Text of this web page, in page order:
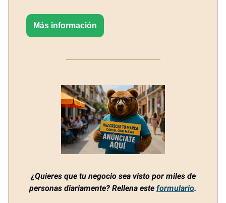
Más información
¿Quieres que tu negocio sea visto por miles de
personas diariamente? Rellena este formulario.